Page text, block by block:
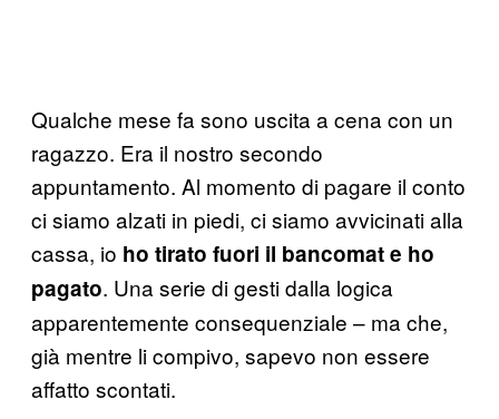
Qualche mese fa sono uscita a cena con un
ragazzo. Era il nostro secondo
appuntamento. Al momento di pagare il conto
ci siamo alzati in piedi, ci siamo avvicinati alla
cassa, io ho tirato fuori il bancomat e ho
pagato. Una serie di gesti dalla logica
apparentemente consequenziale – ma che,
già mentre li compivo, sapevo non essere
affatto scontati.